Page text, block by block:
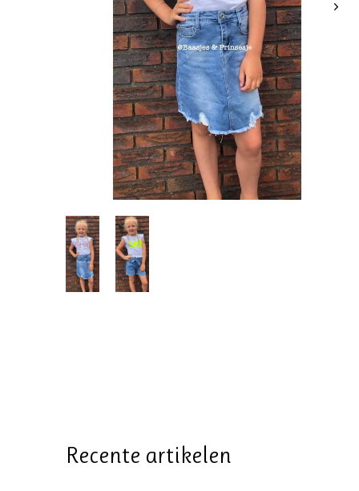
Recente artikelen